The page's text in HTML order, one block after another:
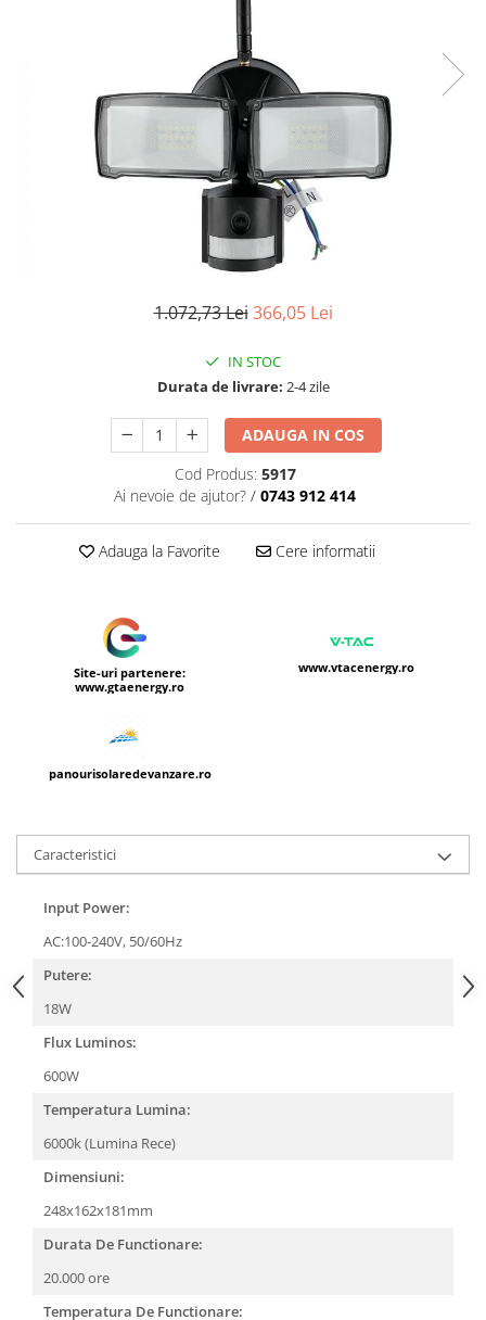
Oglinzi LED
1.072,73 Lei 366,05 Lei
IN STOC
Durata de livrare: 2-4 zile
ADAUGA IN COS
Cod Produs: 5917
Ai nevoie de ajutor? / 0743 912 414
Adauga la Favorite Cere informatii
Site-uri partenere:
www.gtaenergy.ro
www.vtacenergy.ro
panourisolaredevanzare.ro
Caracteristici
Input Power:
AC:100-240V, 50/60Hz
Putere:
18W
Flux Luminos:
600W
Temperatura Lumina:
6000k (Lumina Rece)
Dimensiuni:
248x162x181mm
Durata De Functionare:
20.000 ore
Temperatura De Functionare: